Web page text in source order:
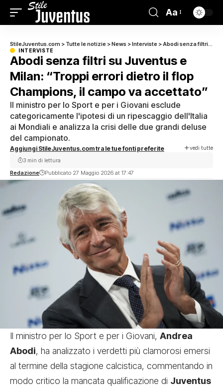
Aa
StileJuventus.com > Tutte le notizie >News >Interviste >Abodi senza filtri su Juventus e Milan: “Troppi errori dietro il flop Champions, il campo va accettato”
INTERVISTE
Abodi senza filtri su Juventus e
Milan: “Troppi errori dietro il flop
Champions, il campo va accettato”
Il ministro per lo Sport e per i Giovani esclude
categoricamente l'ipotesi di un ripescaggio dell'Italia
ai Mondiali e analizza la crisi delle due grandi deluse
del campionato.
Aggiungi StileJuventus.com tra le tue fonti preferite vedi tutte
Redazione Pubblicato 27 Maggio 2026 at 17:47
3 min di lettura
Il ministro per lo Sport e per i Giovani, Andrea
Abodi, ha analizzato i verdetti più clamorosi emersi
al termine della stagione calcistica, commentando in
modo critico la mancata qualificazione di Juventus